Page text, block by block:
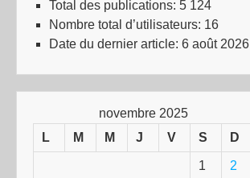
Total des publications: 5 124
Nombre total d’utilisateurs: 16
Date du dernier article: 6 août 2026
novembre 2025
L
M M J V S D
1 2